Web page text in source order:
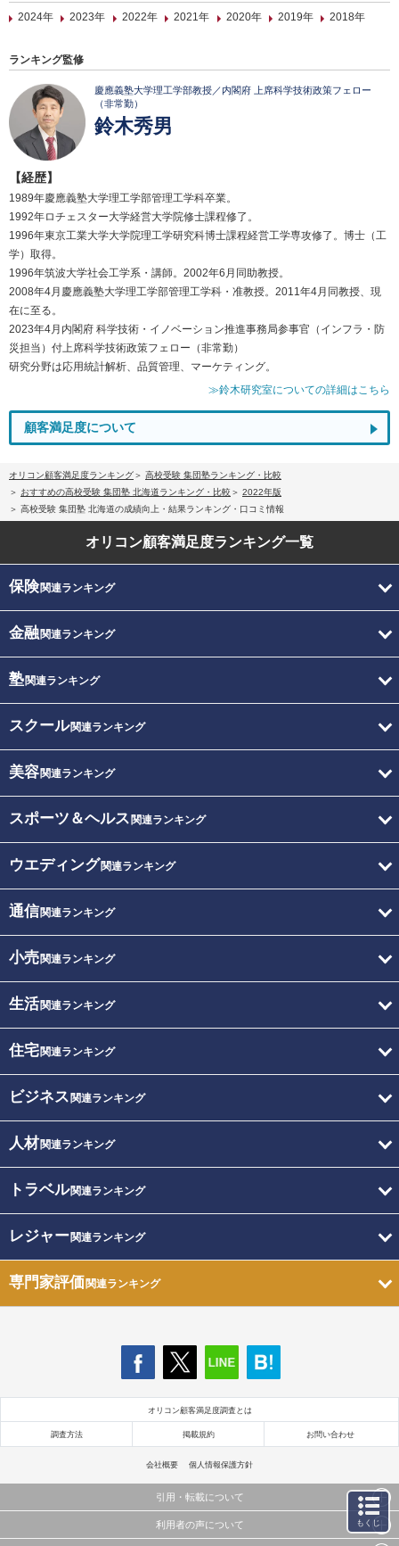
2024年
2023年 2022年 2021年 2020年 2019年 2018年
ランキング監修
慶應義塾大学理工学部教授／内閣府 上席科学技術政策フェロー
（非常勤）
鈴木秀男
【経歴】
1989年慶應義塾大学理工学部管理工学科卒業。
1992年ロチェスター大学経営大学院修士課程修了。
1996年東京工業大学大学院理工学研究科博士課程経営工学専攻修了。博士（工
学）取得。
1996年筑波大学社会工学系・講師。2002年6月同助教授。
2008年4月慶應義塾大学理工学部管理工学科・准教授。2011年4月同教授、現
在に至る。
2023年4月内閣府 科学技術・イノベーション推進事務局参事官（インフラ・防
災担当）付上席科学技術政策フェロー（非常勤）
研究分野は応用統計解析、品質管理、マーケティング。
≫鈴木研究室についての詳細はこちら
顧客満足度について
オリコン顧客満足度ランキング
高校受験 集団塾ランキング・比較
おすすめの高校受験 集団塾 北海道ランキング・比較
2022年版
高校受験 集団塾 北海道の成績向上・結果ランキング・口コミ情報
オリコン顧客満足度ランキング一覧
保険関連ランキング
金融関連ランキング
塾関連ランキング
スクール関連ランキング
美容関連ランキング
スポーツ＆ヘルス 関連ランキング
ウエディング関連ランキング
通信関連ランキング
小売関連ランキング
生活関連ランキング
住宅関連ランキング
ビジネス 関連ランキング
人材関連ランキング
トラベル関連ランキング
レジャー関連ランキング
専門家評価関連ランキング
オリコン顧客満足度調査とは
調査方法 掲載規約 お問い合わせ
会社概要 個人情報保護方針
引用・転載について
当サイトで公開されている情報（文字、写真、イラスト、画像データ等）及びこれらの配置・
利用者の声について もくじ